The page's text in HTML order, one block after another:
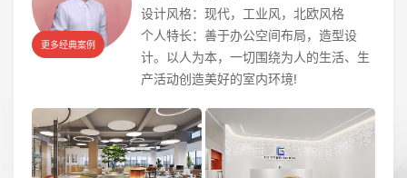
设计风格：现代，工业风，北欧风格
个人特长：善于办公空间布局，造型设
计。以人为本，一切围绕为人的生活、生
产活动创造美好的室内环境!
更多经典案例